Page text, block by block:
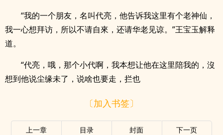
“我的一个朋友，名叫代亮，他告诉我这里有个老神仙，
我一心想拜访，所以不请自來，还请华老见谅。”王宝玉解释
道。
“代亮，哦，那个小代啊，我本想让他在这里陪我的，沒
想到他说尘缘未了，说啥也要走，拦也
〔加入书签〕
上一章 目录 封面 下一页